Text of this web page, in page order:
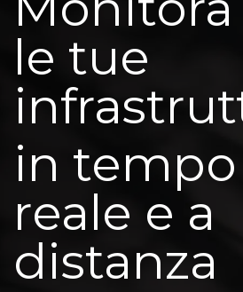
le tue
in tempo
reale e a
distanza